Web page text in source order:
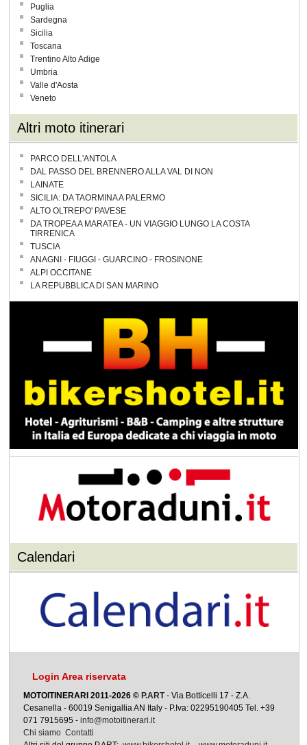
Puglia
Sardegna
Sicilia
Toscana
Trentino Alto Adige
Umbria
Valle d'Aosta
Veneto
Altri moto itinerari
PARCO DELL'ANTOLA
DAL PASSO DEL BRENNERO ALLA VAL DI NON
LAINATE
SICILIA: DA TAORMINA A PALERMO
ALTO OLTREPO' PAVESE
DA TROPEA A MARATEA - UN VIAGGIO LUNGO LA COSTA
TIRRENICA
TUSCIA
ANAGNI - FIUGGI - GUARCINO - FROSINONE
ALPI OCCITANE
LA REPUBBLICA DI SAN MARINO
Calendari
Login Area riservata
MOTOITINERARI 2011-2026 ©P.ART- Via Botticelli 17 - Z.A.
Cesanella - 60019 Senigallia AN Italy - P.Iva: 02295190405 Tel. +39
071 7915695 -info@motoitinerari.it
Chi siamo Contatti